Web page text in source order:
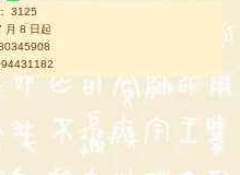
3125
月 8 日起